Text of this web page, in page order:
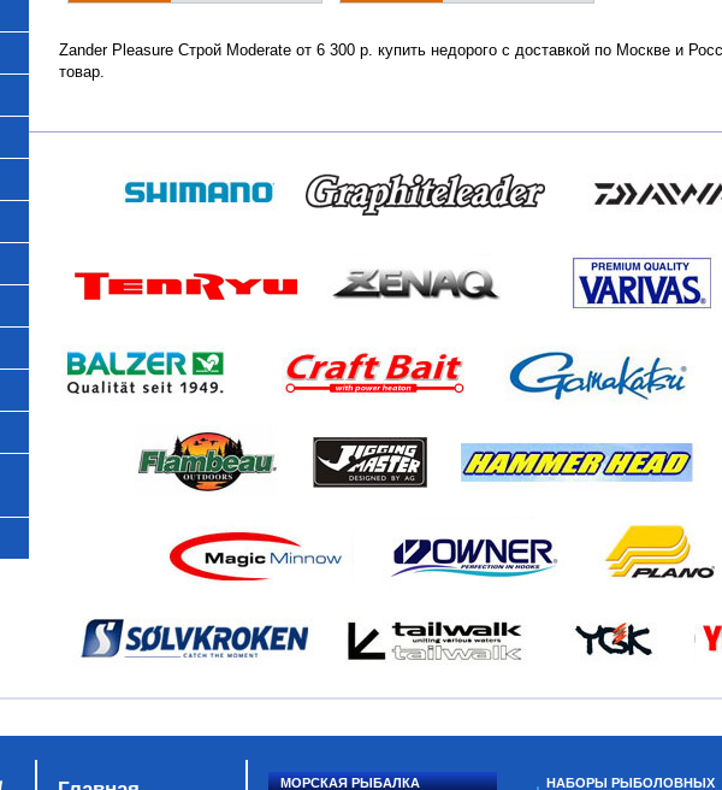
Zander Pleasure Строй Moderate от 6 300 р. купить недорого с доставкой по Москве и
товар.
МОРСКАЯ РЫБАЛКА НАБОРЫ РЫБОЛОВНЫХ